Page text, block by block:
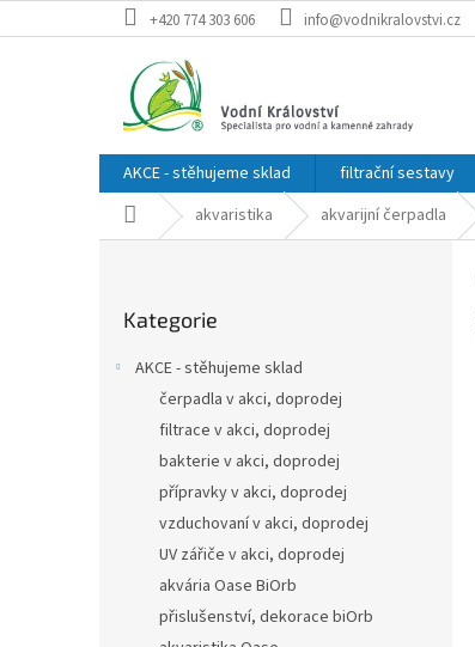
na
+420 774 303 606 info@vodnikralovstvi.cz
AKCE - stěhujeme sklad filtrační sestavy
Domů akvaristika akvarijní čerpadla
kategorie
Kategorie
AKCE - stěhujeme sklad
čerpadla v akci, doprodej
filtrace v akci, doprodej
bakterie v akci, doprodej
přípravky v akci, doprodej
vzduchovaní v akci, doprodej
UV zářiče v akci, doprodej
akvária Oase BiOrb
přislušenství, dekorace biOrb